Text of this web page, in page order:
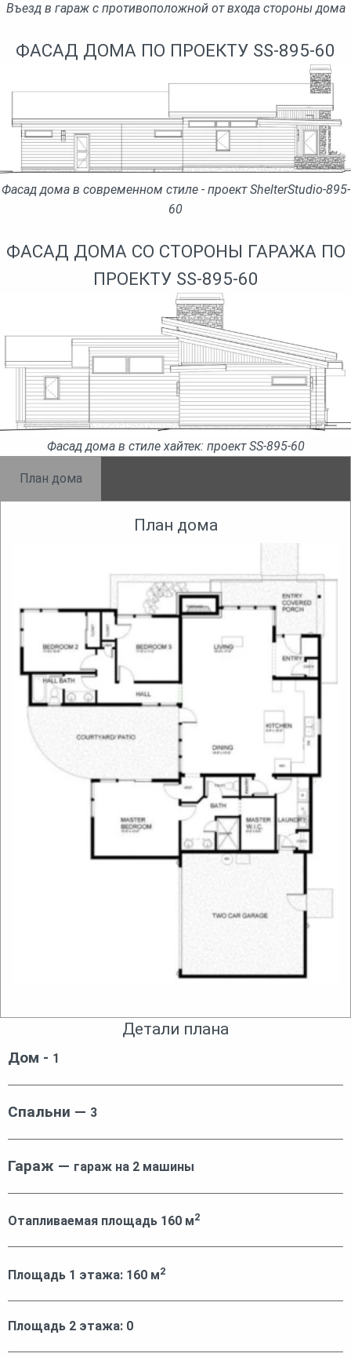
Въезд в гараж с противоположной от входа стороны дома
ФАСАД ДОМА ПО ПРОЕКТУ SS-895-60
Фасад дома в современном стиле - проект ShelterStudio-895-
60
ФАСАД ДОМА СО СТОРОНЫ ГАРАЖА ПО
ПРОЕКТУ SS-895-60
Фасад дома в стиле хайтек: проект SS-895-60
План дома
План дома
Детали плана
Дом - 1
Спальни — 3
Гараж — гараж на 2 машины
Отапливаемая площадь 160 м2
Площадь 1 этажа: 160 м2
Площадь 2 этажа: 0